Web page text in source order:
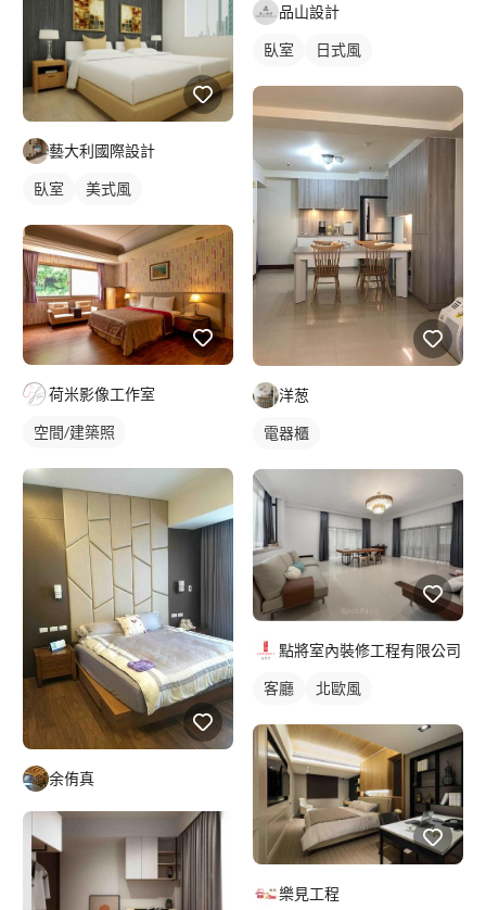
藝大利國際設計
臥室 美式風
荷米影像工作室
空間/建築照
余侑真
品山設計
臥室 日式風
洋葱
電器櫃
點將室內裝修工程有限公司
客廳 北歐風
樂見工程